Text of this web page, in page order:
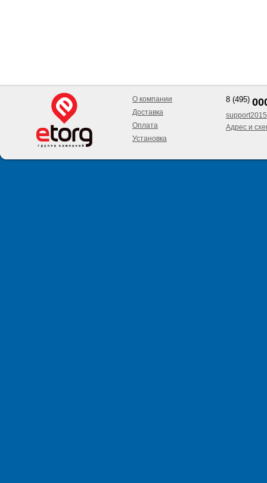
О компании
Доставка
Оплата
Установка
8 (495)
Адрес и